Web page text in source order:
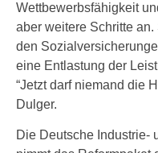
Wettbewerbsfähigkeit
aber weitere Schritte
den
eine Entlastung der
“Jetzt darf niemand die
Dulger.
Die Deutsche Industrie-